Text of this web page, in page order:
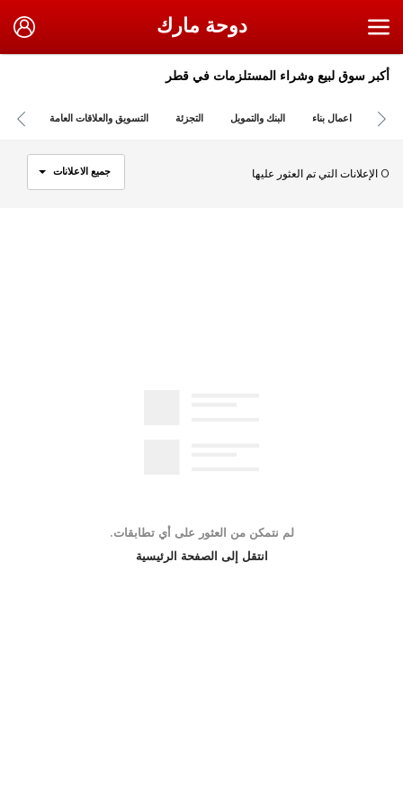
دوحة مارك
أكبر سوق لبيع وشراء المستلزمات في قطر
اعمال بناء البنك والتمويل التجزئة التسويق والعلاقات العامة
0 الإعلانات التي تم العثور عليها جميع الاعلانات
لم نتمكن من العثور على أي تطابقات.
انتقل إلى الصفحة الرئيسية